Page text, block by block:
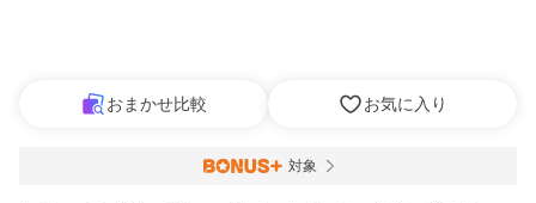
おまかせ比較 お気に入り
対象